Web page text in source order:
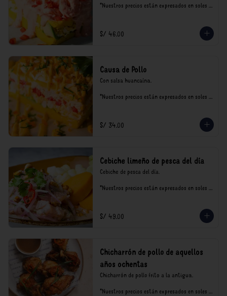
*Nuestros precios están expresados en soles e
S/ 46.00
Causa de Pollo
Con salsa huancaína.
*Nuestros precios están expresados en soles e
S/ 34.00
Cebiche limeño de pesca del día
Cebiche de pesca del día.
*Nuestros precios están expresados en soles e
S/ 49.00
Chicharrón de pollo de aquellos
años ochentas
Chicharrón de pollo frito a la antigua.
*Nuestros precios están expresados en soles e